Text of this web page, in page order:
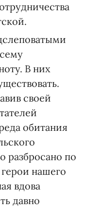
В них
своей
обитания
разбросано по
нашего
вдова
давно